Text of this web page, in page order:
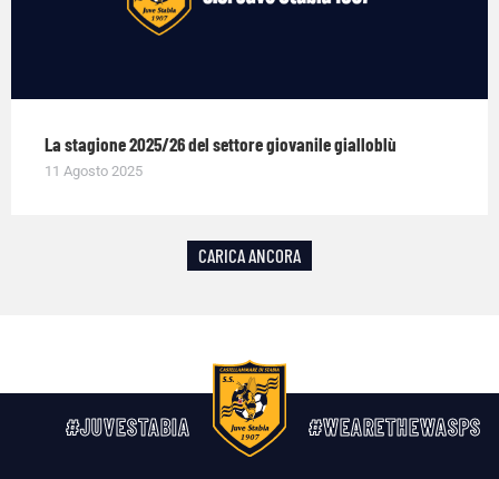
La stagione 2025/26 del settore giovanile gialloblù
11 Agosto 2025
CARICA ANCORA
#JUVESTABIA #WEARETHEWASPS